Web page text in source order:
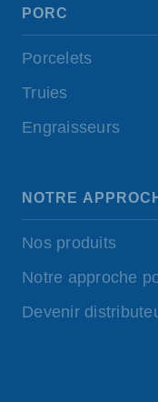
PORC
Porcelets
Truies
Engraisseurs
NOTRE
Nos produits
Notre approche
Devenir